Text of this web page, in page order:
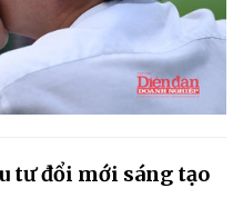
tư đổi mới sáng tạo